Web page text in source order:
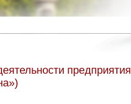
предприятия